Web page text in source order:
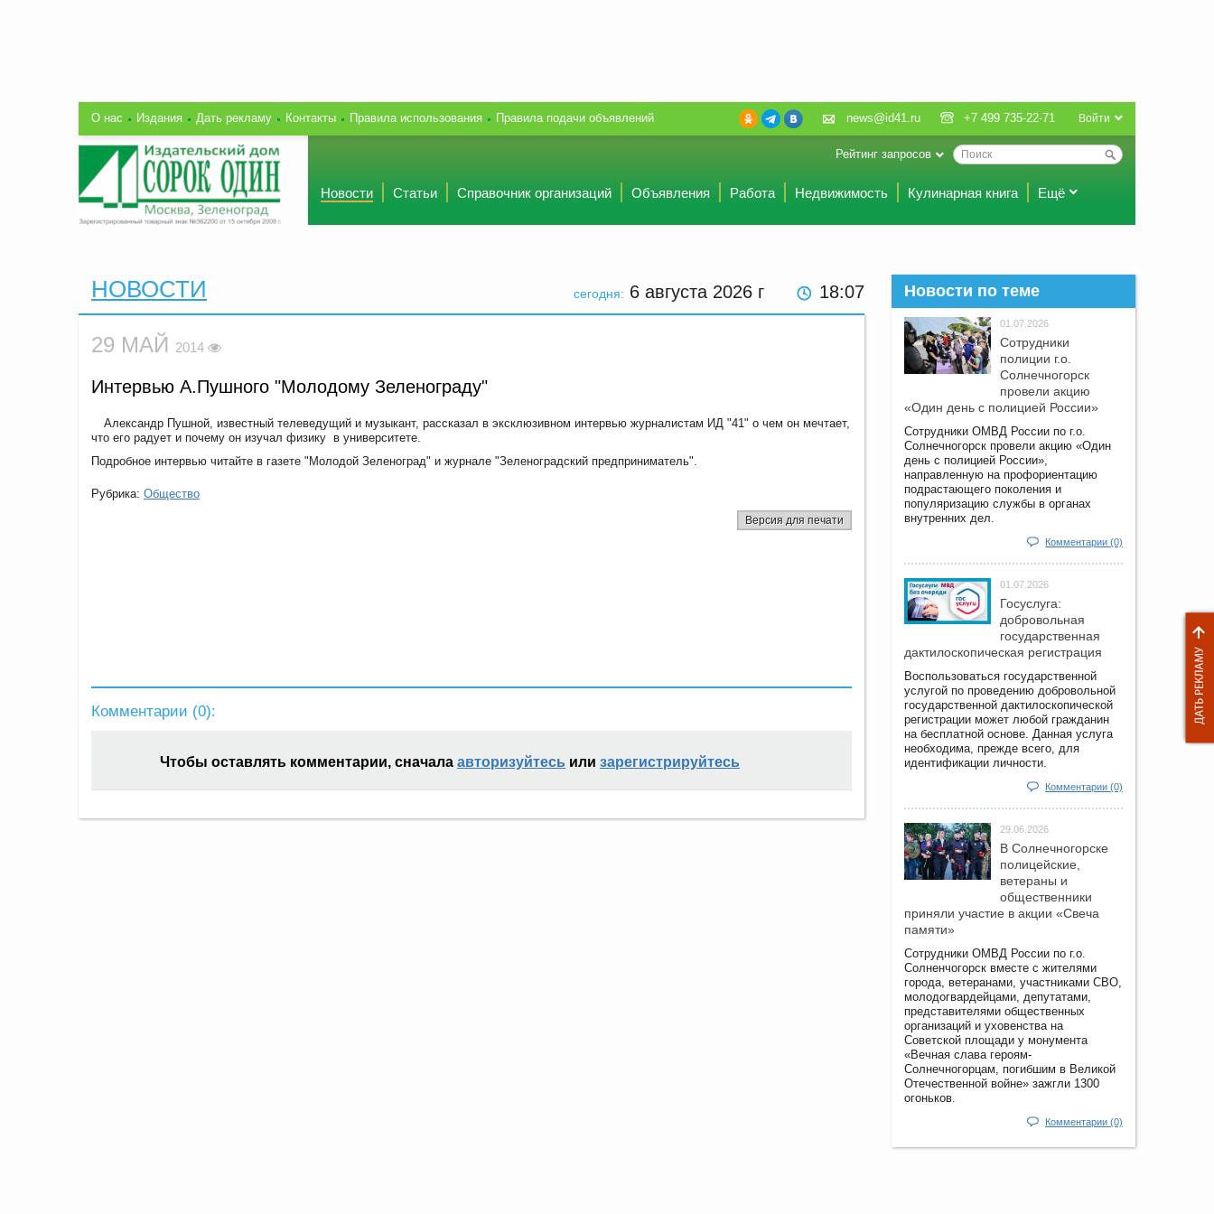
О нас Издания Дать рекламу Контакты Правила использования Правила подачи объявлений Войти
news@id41.ru +7 499 735-22-71
Рейтинг запросов
Новости Статьи Справочник организаций Объявления Работа Недвижимость Кулинарная книга Ещё
сегодня: 6 августа 2026 г 18 07
НОВОСТИ
29 МАЙ 2014
Интервью А.Пушного "Молодому Зеленограду"
Александр Пушной, известный телеведущий и музыкант, рассказал в эксклюзивном интервью журналистам ИД "41" о чем он мечтает,
что его радует и почему он изучал физику в университете.
Подробное интервью читайте в газете "Молодой Зеленоград" и журнале "Зеленоградский предприниматель".
Рубрика: Общество
Версия для печати
Комментарии (0):
Чтобы оставлять комментарии, сначала авторизуйтесь или зарегистрируйтесь
Новости по теме
01.07.2026
Сотрудники
полиции г.о.
Солнечногорск
провели акцию
«Один день с полицией России»
Сотрудники ОМВД России по г.о.
Солнечногорск провели акцию «Один
день с полицией России»,
направленную на профориентацию
подрастающего поколения и
популяризацию службы в органах
внутренних дел.
Комментарии (0)
01.07.2026
Госуслуга:
добровольная
государственная
дактилоскопическая регистрация
Воспользоваться государственной
услугой по проведению добровольной
государственной дактилоскопической
регистрации может любой гражданин
на бесплатной основе. Данная услуга
необходима, прежде всего, для
идентификации личности.
Комментарии (0)
29.06.2026
В Солнечногорске
полицейские,
ветераны и
общественники
приняли участие в акции «Свеча
памяти»
Сотрудники ОМВД России по г.о.
Солненчогорск вместе с жителями
города, ветеранами, участниками СВО,
молодогвардейцами, депутатами,
представителями общественных
организаций и уховенства на
Советской площади у монумента
«Вечная слава героям-
Солнечногорцам, погибшим в Великой
Отечественной войне» зажгли 1300
огоньков.
Комментарии (0)